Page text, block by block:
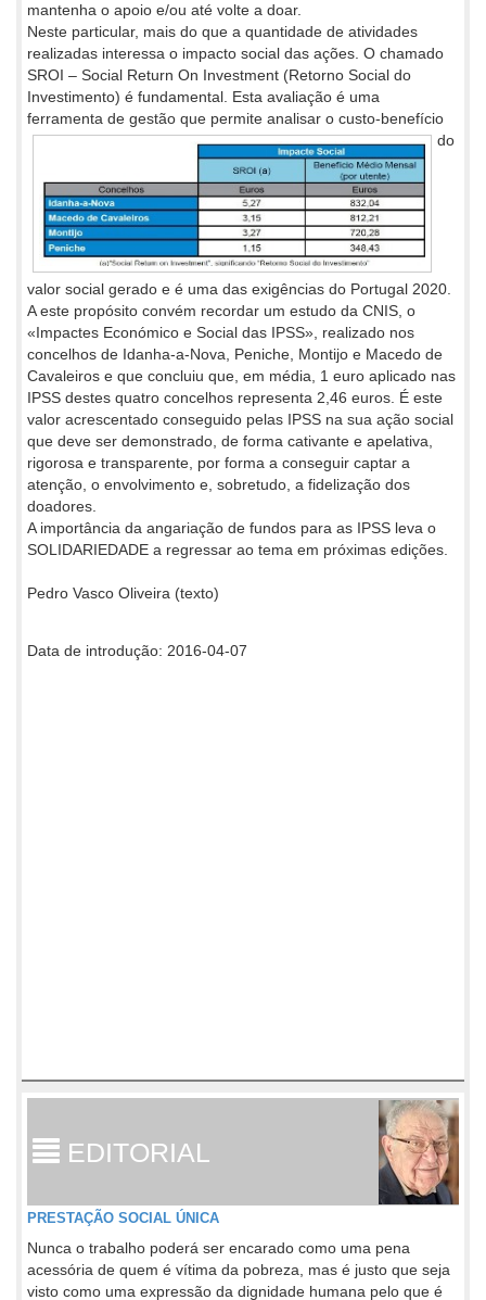
mantenha o apoio e/ou até volte a doar.
Neste particular, mais do que a quantidade de atividades
realizadas interessa o impacto social das ações. O chamado
SROI – Social Return On Investment (Retorno Social do
Investimento) é fundamental. Esta avaliação é uma
ferramenta de gestão que permite analisar o custo-benefício
do
valor social gerado e é uma das exigências do Portugal 2020.
A este propósito convém recordar um estudo da CNIS, o
«Impactes Económico e Social das IPSS», realizado nos
concelhos de Idanha-a-Nova, Peniche, Montijo e Macedo de
Cavaleiros e que concluiu que, em média, 1 euro aplicado nas
IPSS destes quatro concelhos representa 2,46 euros. É este
valor acrescentado conseguido pelas IPSS na sua ação social
que deve ser demonstrado, de forma cativante e apelativa,
rigorosa e transparente, por forma a conseguir captar a
atenção, o envolvimento e, sobretudo, a fidelização dos
doadores.
A importância da angariação de fundos para as IPSS leva o
SOLIDARIEDADE a regressar ao tema em próximas edições.
Pedro Vasco Oliveira (texto)
Data de introdução: 2016-04-07
EDITORIAL
PRESTAÇÃO SOCIAL ÚNICA
Nunca o trabalho poderá ser encarado como uma pena
acessória de quem é vítima da pobreza, mas é justo que seja
visto como uma expressão da dignidade humana pelo que é